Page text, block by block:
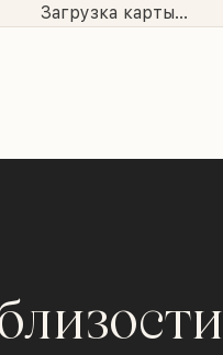
Загрузка карты...